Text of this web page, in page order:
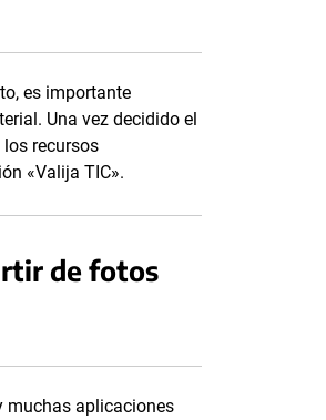
es importante
Una vez decidido el
recursos
«Valija TIC».
de fotos
muchas aplicaciones